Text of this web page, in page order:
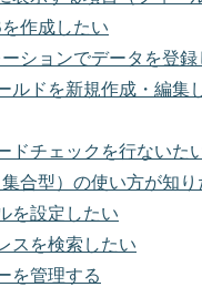
作成したい
ションでデータを登録
ルドを新規作成・編集
ドチェックを行ないた
合型）の使い方が知り
を設定したい
スを検索したい
を管理する